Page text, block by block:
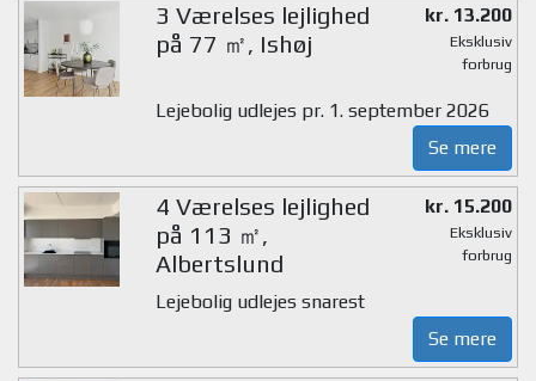
3 Værelses lejlighed
på 77 ㎡, Ishøj
kr. 13.200
Eksklusiv
forbrug
Lejebolig udlejes pr. 1. september 2026
Se mere
4 Værelses lejlighed
på 113 ㎡,
Albertslund
kr. 15.200
Eksklusiv
forbrug
Lejebolig udlejes snarest
Se mere